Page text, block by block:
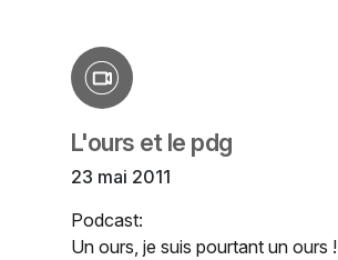
L'ours et le pdg
23 mai 2011
Podcast:
Un ours, je suis pourtant un ours !